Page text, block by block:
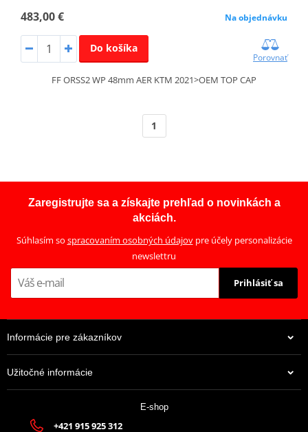
483,00 € Na objednávku
Do košíka
Porovnať
FF ORSS2 WP 48mm AER KTM 2021>OEM TOP CAP
1
Zaregistrujte sa a získajte prehľad o novinkách a
akciách.
Súhlasím so spracovaním osobných údajovpre účely personalizácie
newslettru
Prihlásiť sa
Informácie pre zákazníkov
Užitočné informácie
E-shop
+421 915 925 312